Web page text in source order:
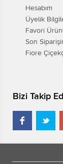
Hesabım
Üyelik
Favori
Son
Fiore
Bizi Takip
 